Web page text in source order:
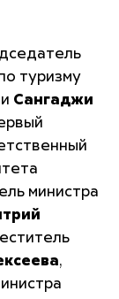
туризму
Сангаджи
министра
,